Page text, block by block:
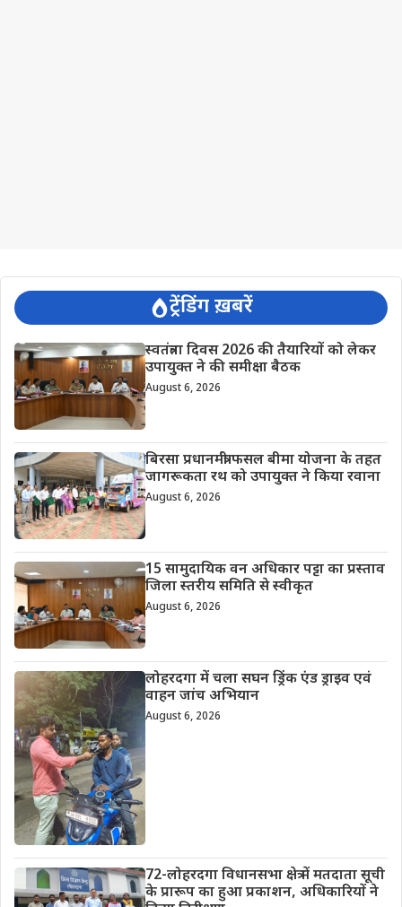
ट्रेंडिंग ख़बरें
स्वतंत्रता दिवस 2026 की तैयारियों को लेकर
उपायुक्त ने की समीक्षा बैठक
August 6, 2026
बिरसा प्रधानमंत्री फसल बीमा योजना के तहत
जागरूकता रथ को उपायुक्त ने किया रवाना
August 6, 2026
15 सामुदायिक वन अधिकार पट्टा का प्रस्ताव
जिला स्तरीय समिति से स्वीकृत
August 6, 2026
लोहरदगा में चला सघन ड्रिंक एंड ड्राइव एवं
वाहन जांच अभियान
August 6, 2026
72-लोहरदगा विधानसभा क्षेत्र में मतदाता सूची
के प्रारूप का हुआ प्रकाशन, अधिकारियों ने